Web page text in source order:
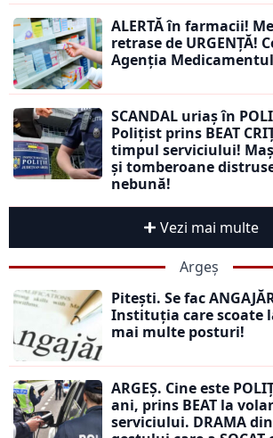
ALERTĂ în farmacii!
retrase de URGENȚĂ!
Agenția
SCANDAL uriaș în
Polițist prins BEAT
timpul serviciului!
și tomberoane
nebună!
Vezi mai multe
Argeș
Pitești. Se fac
Instituția care scoate
mai multe posturi!
ARGEȘ. Cine este
ani, prins BEAT la
serviciului. DRAMA